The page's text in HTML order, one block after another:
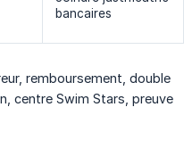
bancaires
remboursement, double
centre Swim Stars, preuve